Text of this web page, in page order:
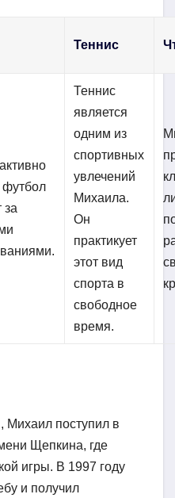
Теннис
футбол
за
Теннис
является
одним из
спортивных
увлечений
Михаила.
Он
практикует
этот вид
спорта в
свободное
время.
Михаил поступил в
Щепкина, где
игры. В 1997 году
и получил